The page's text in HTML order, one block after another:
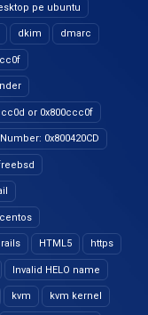
pe ubuntu
dkim dmarc
or 0x800ccc0f
0x800420CD
HTML5 https
Invalid HELO name
kvm kvm kernel